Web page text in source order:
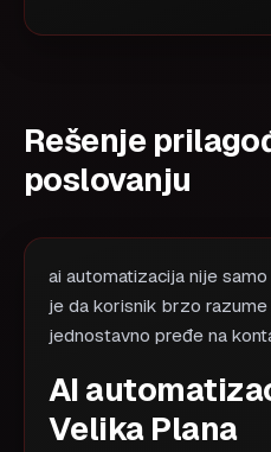
Rešenje
poslovanju
ai automatizacija nije
je da korisnik brzo
jednostavno pređe na
AI
Velika Plana